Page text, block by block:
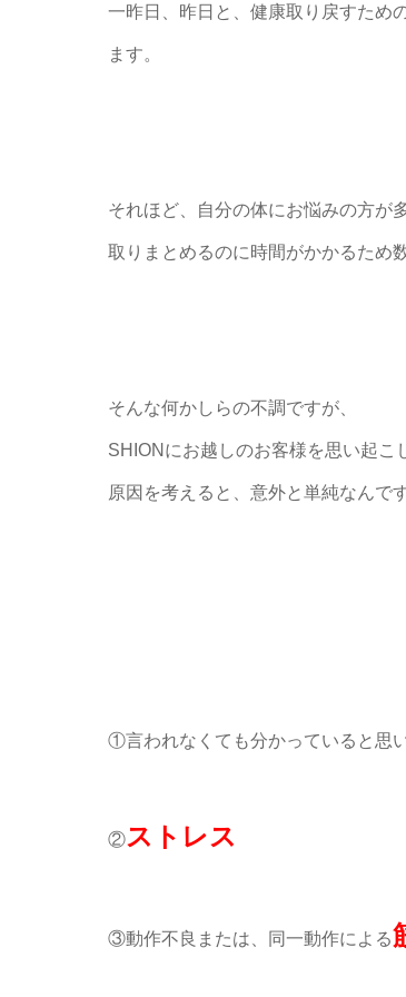
一昨日、昨日と、健康取り戻すため
ます。
それほど、自分の体にお悩みの方が
取りまとめるのに時間がかかるため
そんな何かしらの不調ですが、
SHIONにお越しのお客様を思い起こ
原因を考えると、意外と単純なんです
①言われなくても分かっていると思
②ストレス
③動作不良または、同一動作による